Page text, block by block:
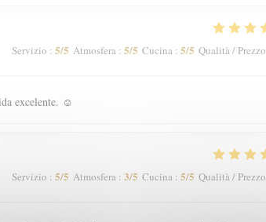
Servizio : 5/5 Atmosfera : 5/5 Cucina : 5/5 Qualità / Prezzo
excelente. ☺️
Servizio : 5/5 Atmosfera : 3/5 Cucina : 5/5 Qualità / Prezzo